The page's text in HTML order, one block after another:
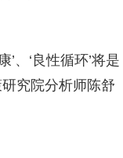
’、‘良性循环’将是
究院分析师陈舒